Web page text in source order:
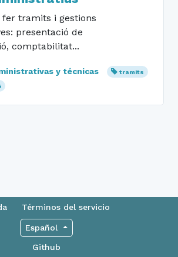
tramits i gestions
presentació de
comptabilitat...
y técnicas
tramits
Términos del servicio
Español
Github